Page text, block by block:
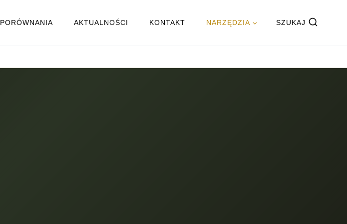
PORÓWNANIA AKTUALNOŚCI KONTAKT NARZĘDZIA SZUKAJ